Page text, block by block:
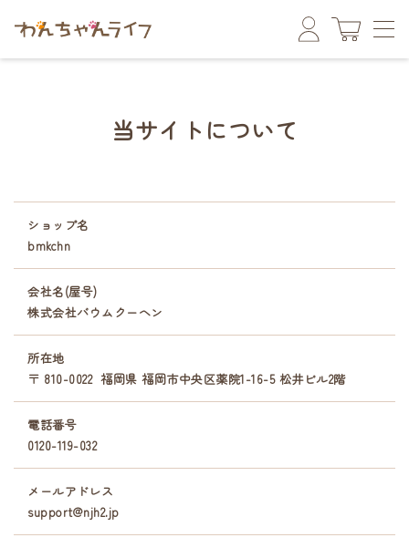
当サイトについて
ショップ名
bmkchn
会社名(屋号)
株式会社バウムクーヘン
所在地
〒 810-0022 福岡県 福岡市中央区薬院1-16-5 松井ビル2階
電話番号
0120-119-032
メールアドレス
support@njh2.jp